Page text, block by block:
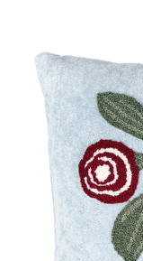
Register Sign In